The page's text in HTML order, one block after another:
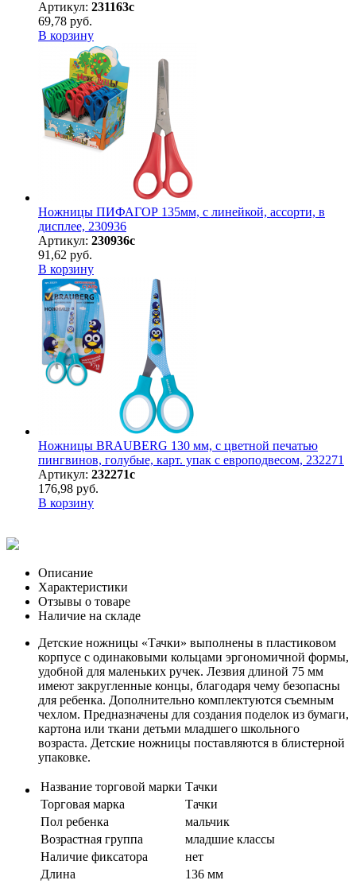
Артикул: 231163с
69,78 руб.
В корзину
Ножницы ПИФАГОР 135мм, с линейкой, ассорти, в
дисплее, 230936
Артикул: 230936с
91,62 руб.
В корзину
Ножницы BRAUBERG 130 мм, с цветной печатью
пингвинов, голубые, карт. упак с европодвесом, 232271
Артикул: 232271с
176,98 руб.
В корзину
Описание
Характеристики
Отзывы о товаре
Наличие на складе
Детские ножницы «Тачки» выполнены в пластиковом
корпусе с одинаковыми кольцами эргономичной формы,
удобной для маленьких ручек. Лезвия длиной 75 мм
имеют закругленные концы, благодаря чему безопасны
для ребенка. Дополнительно комплектуются съемным
чехлом. Предназначены для создания поделок из бумаги,
картона или ткани детьми младшего школьного
возраста. Детские ножницы поставляются в блистерной
упаковке.
Название торговой марки Тачки
Торговая марка
Тачки
Пол ребенка
мальчик
Возрастная группа
младшие классы
Наличие фиксатора
нет
Длина
136 мм